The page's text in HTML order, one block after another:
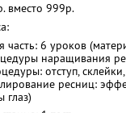
вместо 999р.
часть: 6 уроков
наращивания
отступ,
ресниц:
глаз)